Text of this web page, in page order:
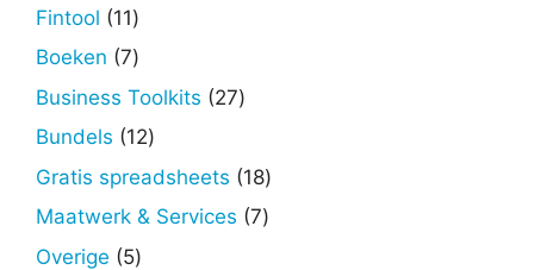
Fintool 1111
producten
Boeken 77
producten
Business Toolkits 2727
Bundels 1212
producten
Gratis spreadsheets 1818
producten
Maatwerk & Services 77
Overige 55